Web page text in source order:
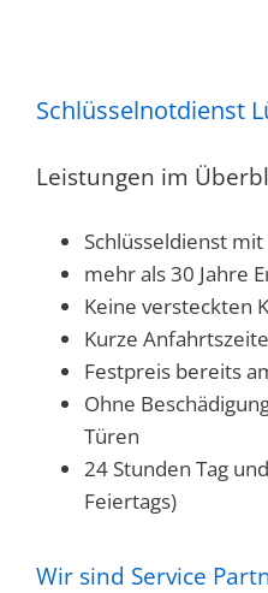
Google
entsperren
Schlüsselnotdienst
Leistungen im
Schlüsseldienst
mehr als 30 Jahre
Keine versteckten
Kurze
Festpreis bereits
Ohne
Türen
24 Stunden Tag
Feiertags)
Wir sind Service